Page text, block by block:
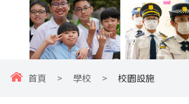
首頁 > 學校 > 校園設施